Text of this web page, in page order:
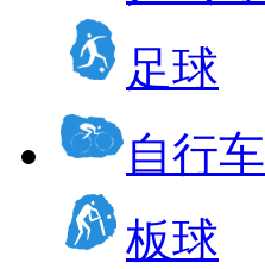
足球
自行车
板球